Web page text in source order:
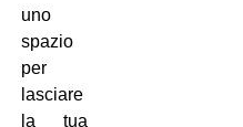
uno
spazio
per
lasciare
la tua